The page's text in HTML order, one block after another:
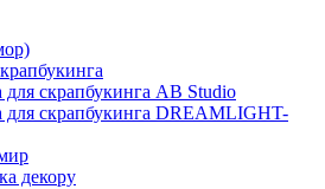
для скрапбукинга AB Studio
для скрапбукинга DREAMLIGHT-
декору